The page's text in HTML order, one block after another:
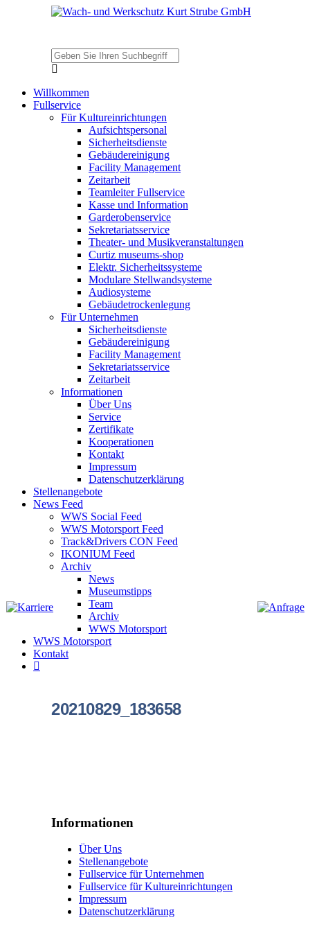
Willkommen
Fullservice
Für Kultureinrichtungen
Aufsichtspersonal
Sicherheitsdienste
Gebäudereinigung
Facility Management
Zeitarbeit
Teamleiter Fullservice
Kasse und Information
Garderobenservice
Sekretariatsservice
Theater- und Musikveranstaltungen
Curtiz museums-shop
Elektr. Sicherheitssysteme
Modulare Stellwandsysteme
Audiosysteme
Gebäudetrockenlegung
Für Unternehmen
Sicherheitsdienste
Gebäudereinigung
Facility Management
Sekretariatsservice
Zeitarbeit
Informationen
Über Uns
Service
Zertifikate
Kooperationen
Kontakt
Impressum
Datenschutzerklärung
Stellenangebote
News Feed
WWS Social Feed
WWS Motorsport Feed
Track&Drivers CON Feed
IKONIUM Feed
Archiv
News
Museumstipps
Team
Archiv
WWS Motorsport
WWS Motorsport
Kontakt
20210829_183658
Informationen
Über Uns
Stellenangebote
Fullservice für Unternehmen
Fullservice für Kultureinrichtungen
Impressum
Datenschutzerklärung